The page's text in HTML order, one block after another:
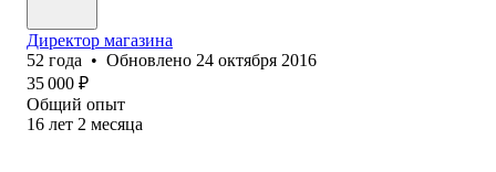
Директор магазина
52 года • Обновлено 24 октября 2016
35 000 ₽
Общий опыт
16 лет 2 месяца